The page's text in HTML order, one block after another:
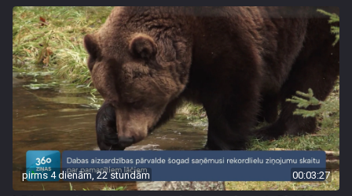
pirms 4 dienām, 22 stundām 00:03:27